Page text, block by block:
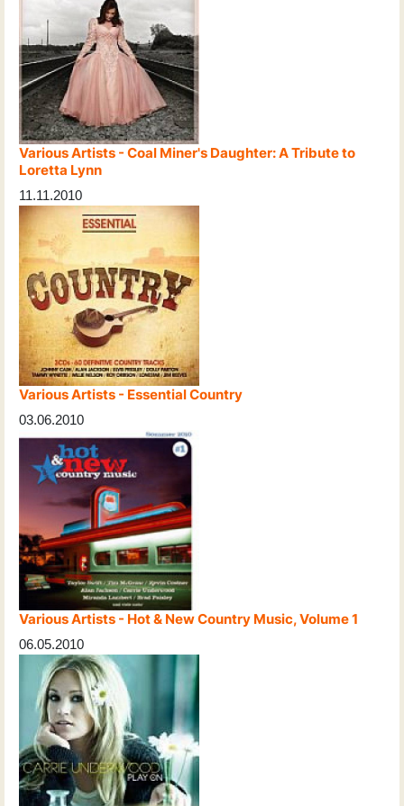
Various Artists - Coal Miner's Daughter: A Tribute to
Loretta Lynn
11.11.2010
Various Artists - Essential Country
03.06.2010
Various Artists - Hot & New Country Music, Volume 1
06.05.2010